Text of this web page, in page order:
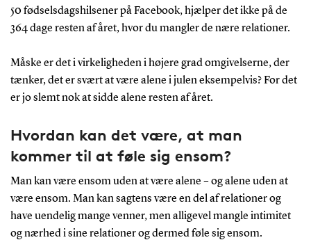
50 fødselsdagshilsener på Facebook, hjælper det ikke på de
364 dage resten af året, hvor du mangler de nære relationer.
Måske er det i virkeligheden i højere grad omgivelserne, der
tænker, det er svært at være alene i julen eksempelvis? For det
er jo slemt nok at sidde alene resten af året.
Hvordan kan det være, at man
kommer til at føle sig ensom?
Man kan være ensom uden at være alene – og alene uden at
være ensom. Man kan sagtens være en del af relationer og
have uendelig mange venner, men alligevel mangle intimitet
og nærhed i sine relationer og dermed føle sig ensom.